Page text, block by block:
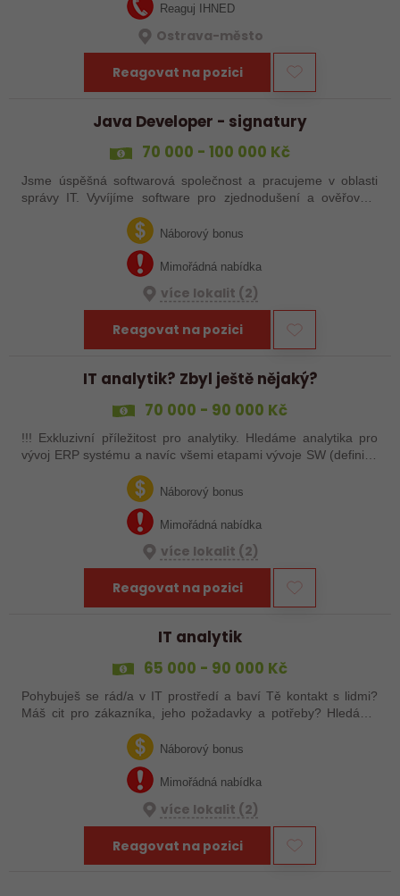
Reaguj IHNED
Ostrava-město
Reagovat na pozici
Java Developer - signatury
70 000 - 100 000 Kč
Jsme úspěšná softwarová společnost a pracujeme v oblasti
správy IT. Vyvíjíme software pro zjednodušení a ověřování
elektronových dokumentů. Panuje u nás uvolněné a přátelské
prostředí. Rádi Vás…
Náborový bonus
Mimořádná nabídka
více lokalit (2)
Reagovat na pozici
IT analytik? Zbyl ještě nějaký?
70 000 - 90 000 Kč
!!! Exkluzivní příležitost pro analytiky. Hledáme analytika pro
vývoj ERP systému a navíc všemi etapami vývoje SW (definice
požadavků, analýza, implementace, testování, nasazení).
Náborový bonus
Mimořádná nabídka
více lokalit (2)
Reagovat na pozici
IT analytik
65 000 - 90 000 Kč
Pohybuješ se rád/a v IT prostředí a baví Tě kontakt s lidmi?
Máš cit pro zákazníka, jeho požadavky a potřeby? Hledáme
společnosti a přispěje…
Náborový bonus
Mimořádná nabídka
více lokalit (2)
Reagovat na pozici